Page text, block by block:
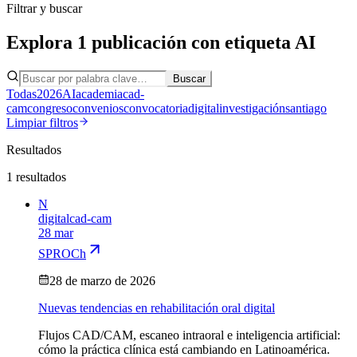
Filtrar y buscar
Explora 1 publicación con etiqueta AI
Buscar
Todas2026AIacademiacad-
camcongresoconveniosconvocatoriadigitalinvestigaciónsantiago
Limpiar filtros
Resultados
1 resultados
N
digitalcad-cam
28 mar
SPROCh
28 de marzo de 2026
Nuevas tendencias en rehabilitación oral digital
Flujos CAD/CAM, escaneo intraoral e inteligencia artificial:
cómo la práctica clínica está cambiando en Latinoamérica.